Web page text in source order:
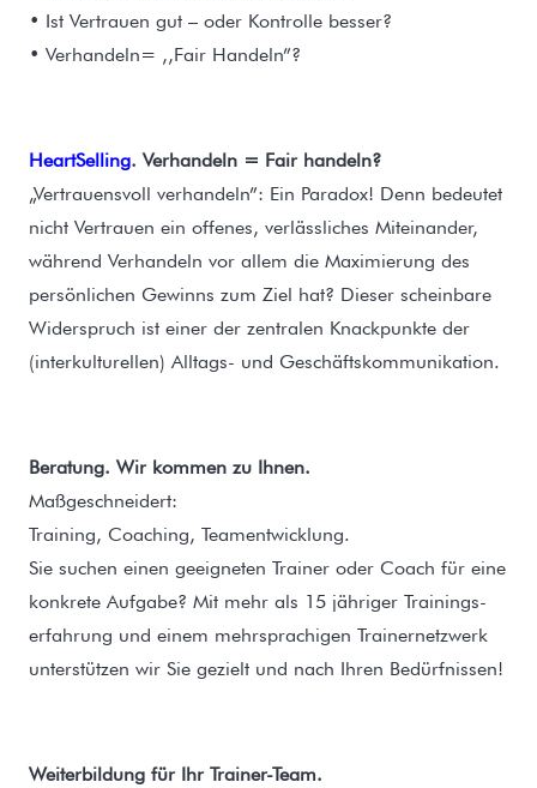
• Ist Vertrauen gut – oder Kontrolle besser?
• Verhandeln= ,,Fair Handeln”?
HeartSelling. Verhandeln = Fair handeln?
„Vertrauensvoll verhandeln”: Ein Paradox! Denn bedeutet
nicht Vertrauen ein offenes, verlässliches Miteinander,
während Verhandeln vor allem die Maximierung des
persönlichen Gewinns zum Ziel hat? Dieser scheinbare
Widerspruch ist einer der zentralen Knackpunkte der
(interkulturellen) Alltags- und Geschäftskommunikation.
Beratung. Wir kommen zu Ihnen.
Maßgeschneidert:
Training, Coaching, Teamentwicklung.
Sie suchen einen geeigneten Trainer oder Coach für eine
konkrete Aufgabe? Mit mehr als 15 jähriger Trainings­
erfahrung und einem mehrsprachigen Trainernetzwerk
unterstützen wir Sie gezielt und nach Ihren Bedürfnissen!
Weiterbildung für Ihr Trainer-Team.